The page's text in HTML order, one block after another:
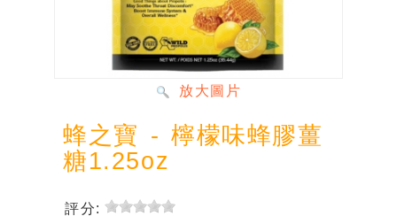
放大圖片
蜂之寶 - 檸檬味蜂膠薑
糖1.25oz
評分: